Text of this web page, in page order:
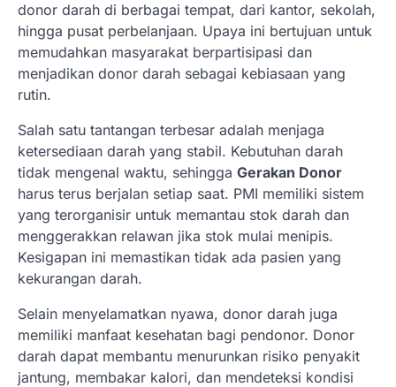
donor darah di berbagai tempat, dari kantor, sekolah,
hingga pusat perbelanjaan. Upaya ini bertujuan untuk
memudahkan masyarakat berpartisipasi dan
menjadikan donor darah sebagai kebiasaan yang
rutin.
Salah satu tantangan terbesar adalah menjaga
ketersediaan darah yang stabil. Kebutuhan darah
tidak mengenal waktu, sehingga Gerakan Donor
harus terus berjalan setiap saat. PMI memiliki sistem
yang terorganisir untuk memantau stok darah dan
menggerakkan relawan jika stok mulai menipis.
Kesigapan ini memastikan tidak ada pasien yang
kekurangan darah.
Selain menyelamatkan nyawa, donor darah juga
memiliki manfaat kesehatan bagi pendonor. Donor
darah dapat membantu menurunkan risiko penyakit
jantung, membakar kalori, dan mendeteksi kondisi